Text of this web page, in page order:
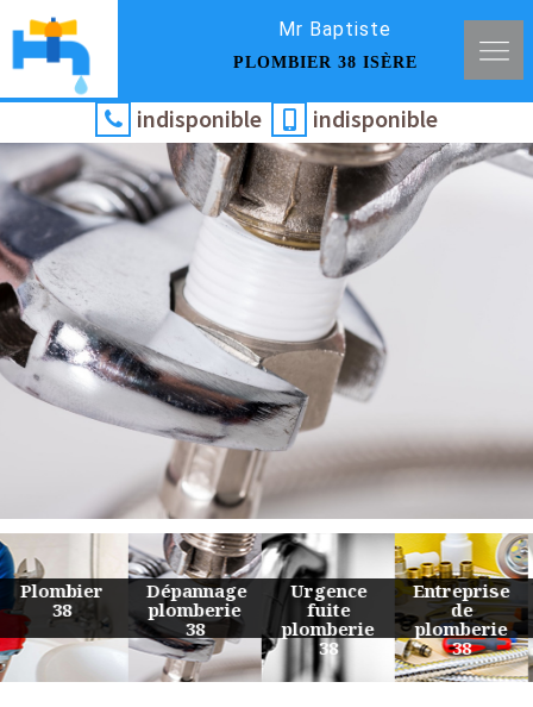
Mr Baptiste
PLOMBIER 38 ISÈRE
indisponible indisponible
Urgence
fuite
plomberie
38
Entreprise
de
plomberie
38
Travaux
de
plomberie
38
Devis
plomberie
38